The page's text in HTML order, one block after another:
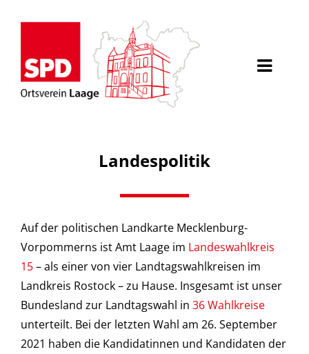
Veranstaltungen
Politik für Laage
Kommunalpolitik
Landespolitik
Auf der politischen Landkarte Mecklenburg-
Vorpommerns ist Amt Laage im Landeswahlkreis
15– als einer von vier Landtagswahlkreisen im
Landkreis Rostock – zu Hause. Insgesamt ist unser
Bundesland zur Landtagswahl in 36 Wahlkreise
unterteilt. Bei der letzten Wahl am 26. September
2021 haben die Kandidatinnen und Kandidaten der